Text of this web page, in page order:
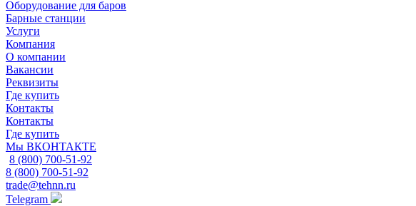
Оборудование для баров
Барные станции
Услуги
Компания
О компании
Вакансии
Реквизиты
Где купить
Контакты
Контакты
Где купить
Мы ВКОНТАКТЕ
8 (800) 700-51-92
8 (800) 700-51-92
trade@tehnn.ru
Telegram